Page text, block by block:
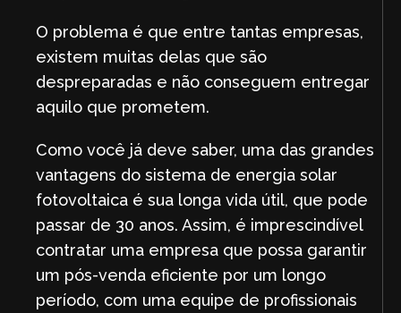
O problema é que entre tantas empresas,
existem muitas delas que são
despreparadas e não conseguem entregar
aquilo que prometem.
Como você já deve saber, uma das grandes
vantagens do sistema de energia solar
fotovoltaica é sua longa vida útil, que pode
passar de 30 anos. Assim, é imprescindível
contratar uma empresa que possa garantir
um pós-venda eficiente por um longo
período, com uma equipe de profissionais